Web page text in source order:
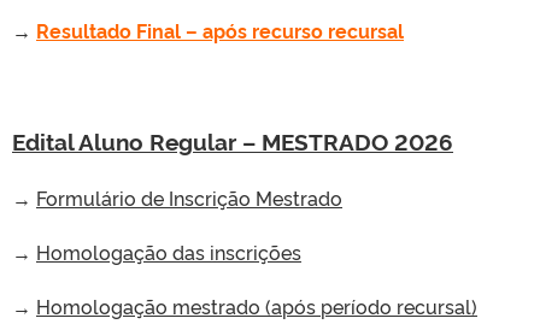
→ Resultado Final – após recurso recursal
Edital Aluno Regular – MESTRADO 2026
→ Formulário de Inscrição Mestrado
→ Homologação das inscrições
→ Homologação mestrado (após período recursal)